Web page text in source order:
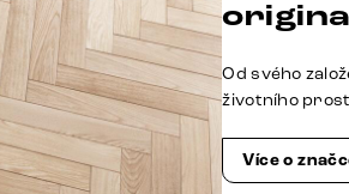
Od svého
životního
Více o